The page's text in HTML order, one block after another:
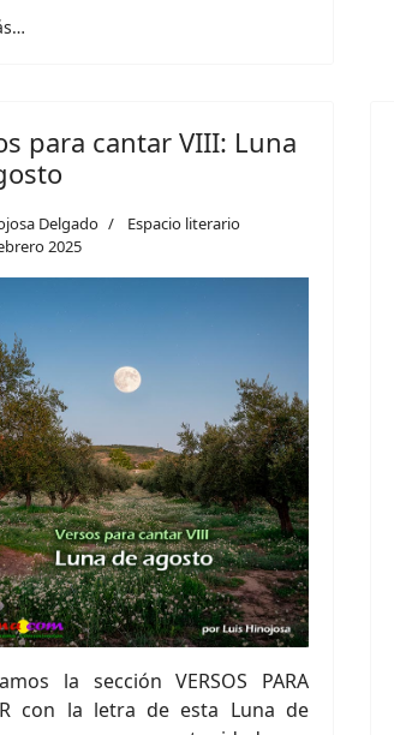
para cantar VIII: Luna
Delgado
Espacio literario
2025
la sección VERSOS PARA
con la letra de esta Luna de